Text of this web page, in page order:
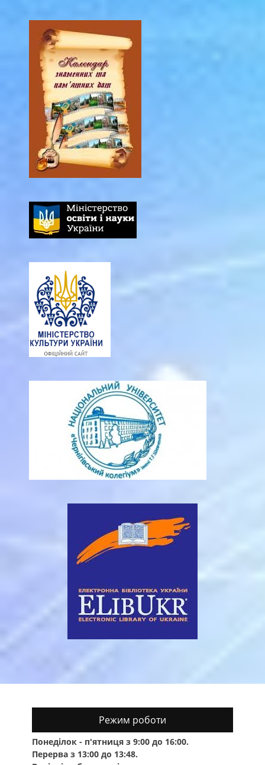
Режим роботи
Понеділок - п'ятниця з 9:00 до 16:00.
Перерва з 13:00 до 13:48.